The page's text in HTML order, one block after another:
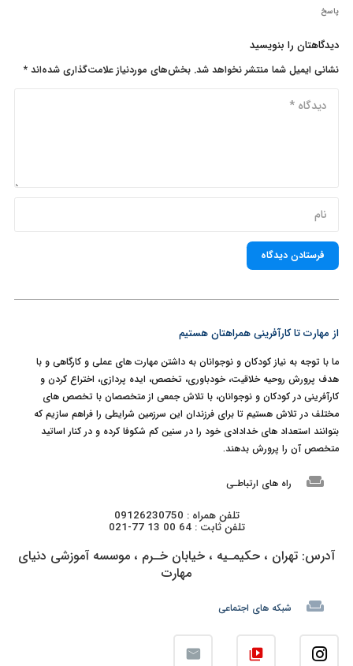
پاسخ
دیدگاهتان را بنویسید
نشانی ایمیل شما منتشر نخواهد شد. بخش‌های موردنیاز علامت‌گذاری شده‌اند *
فرستادن دیدگاه
از مهارت تا کارآفرینی همراهتان هستیم
ما با توجه به نیاز کودکان و نوجوانان به داشتن مهارت های عملی و کارگاهی و با
هدف پرورش روحیه خلاقیت، خودباوری، تخصص، ایده پردازی، اختراع کردن و
کارآفرینی در کودکان و نوجوانان، با تلاش جمعی از متخصصان با تخصص های
مختلف در تلاش هستیم تا برای فرزندان این سرزمین شرایطی را فراهم سازیم که
بتوانند استعداد های خدادادی خود را در سنین کم شکوفا کرده و در کنار اساتید
متخصص آن را پرورش بدهند.
weekend راه های ارتباطـی
تلفن همراه : 09126230750
تلفن ثابت : 64 00 13 77-021
آدرس: تهران ، حکیمـیه ، خیابان خـرم ، موسسه آموزشی دنیای
مهارت
weekend شبکه های اجتماعی
video_library